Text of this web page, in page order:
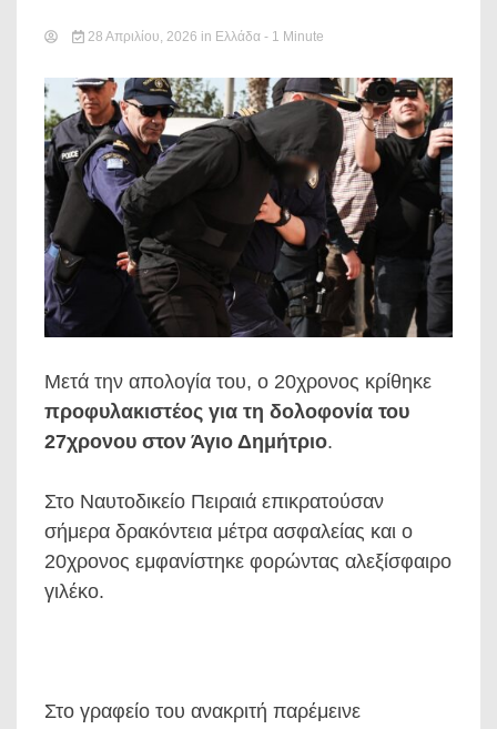
28 Απριλίου, 2026 in Ελλάδα - 1 Minute
Μετά την απολογία του, ο 20χρονος κρίθηκε
προφυλακιστέος για τη δολοφονία του
27χρονου στον Άγιο Δημήτριο.
Στο Ναυτοδικείο Πειραιά επικρατούσαν
σήμερα δρακόντεια μέτρα ασφαλείας και ο
20χρονος εμφανίστηκε φορώντας αλεξίσφαιρο
γιλέκο.
Στο γραφείο του ανακριτή παρέμεινε